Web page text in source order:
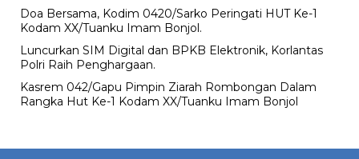
Doa Bersama, Kodim 0420/Sarko Peringati HUT Ke-1
Kodam XX/Tuanku Imam Bonjol.
Luncurkan SIM Digital dan BPKB Elektronik, Korlantas
Polri Raih Penghargaan.
Kasrem 042/Gapu Pimpin Ziarah Rombongan Dalam
Rangka Hut Ke-1 Kodam XX/Tuanku Imam Bonjol